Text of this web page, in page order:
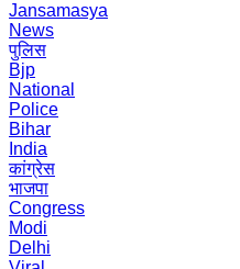
Jansamasya
News
पुलिस
Bjp
National
Police
Bihar
India
कांग्रेस
भाजपा
Congress
Modi
Delhi